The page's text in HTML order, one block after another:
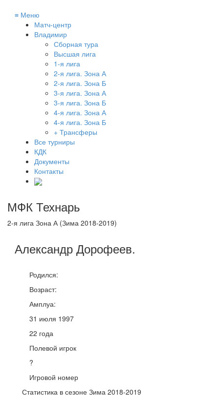
≡ Меню
Матч-центр
Владимир
Сборная тура
Высшая лига
1-я лига
2-я лига. Зона А
2-я лига. Зона Б
3-я лига. Зона А
3-я лига. Зона Б
4-я лига. Зона А
4-я лига. Зона Б
+ Трансферы
Все турниры
КДК
Документы
Контакты
МФК Технарь
2-я лига Зона А (Зима 2018-2019)
Александр Дорофеев.
Родился:
Возраст:
Амплуа:
31 июля 1997
22 года
Полевой игрок
?
Игровой номер
Статистика в сезоне Зима 2018-2019